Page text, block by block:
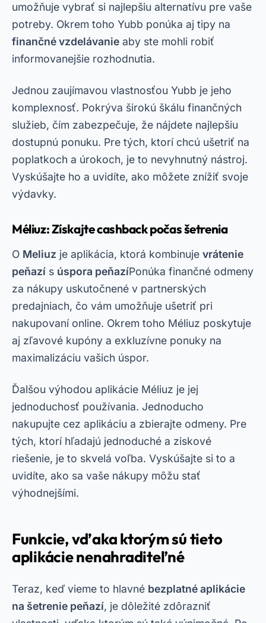
umožňuje vybrať si najlepšiu alternatívu pre vaše
potreby. Okrem toho Yubb ponúka aj tipy na
finančné vzdelávanie aby ste mohli robiť
informovanejšie rozhodnutia.
Jednou zaujímavou vlastnosťou Yubb je jeho
komplexnosť. Pokrýva širokú škálu finančných
služieb, čím zabezpečuje, že nájdete najlepšiu
dostupnú ponuku. Pre tých, ktorí chcú ušetriť na
poplatkoch a úrokoch, je to nevyhnutný nástroj.
Vyskúšajte ho a uvidíte, ako môžete znížiť svoje
výdavky.
Méliuz: Získajte cashback počas šetrenia
O Meliuz je aplikácia, ktorá kombinuje vrátenie
peňazí s úspora peňazíPonúka finančné odmeny
za nákupy uskutočnené v partnerských
predajniach, čo vám umožňuje ušetriť pri
nakupovaní online. Okrem toho Méliuz poskytuje
aj zľavové kupóny a exkluzívne ponuky na
maximalizáciu vašich úspor.
Ďalšou výhodou aplikácie Méliuz je jej
jednoduchosť používania. Jednoducho
nakupujte cez aplikáciu a zbierajte odmeny. Pre
tých, ktorí hľadajú jednoduché a ziskové
riešenie, je to skvelá voľba. Vyskúšajte si to a
uvidíte, ako sa vaše nákupy môžu stať
výhodnejšími.
Funkcie, vďaka ktorým sú tieto
aplikácie nenahraditeľné
Teraz, keď vieme to hlavné bezplatné aplikácie
na šetrenie peňazí, je dôležité zdôrazniť